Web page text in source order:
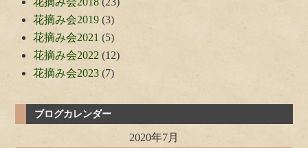
花摘み会2019 (3)
花摘み会2021 (5)
花摘み会2022 (12)
花摘み会2023(7)
ブログカレンダー
2020年7月